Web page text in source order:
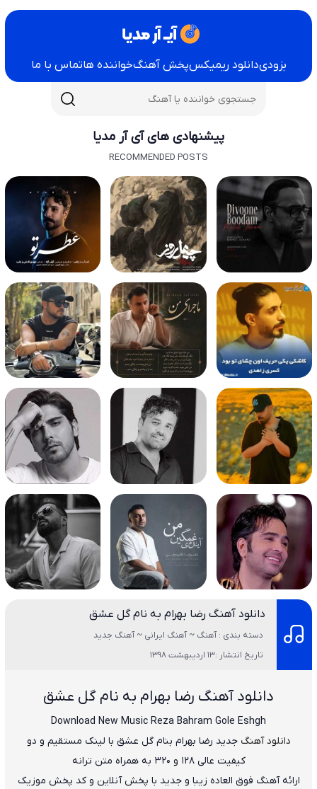
بزودیدانلود ریمیکسپخش آهنگخواننده هاتماس با ما
پیشنهادی های آی آر مدیا
RECOMMENDED POSTS
دانلود آهنگ رضا بهرام به نام گل عشق
دسته بندی : آهنگ ~ آهنگ ایرانی ~ آهنگ جدید
تاریخ انتشار :13 اردیبهشت 1398
دانلود آهنگ رضا بهرام به نام گل عشق
Download New Music Reza Bahram Gole Eshgh
دانلود آهنگ جدید رضا بهرام بنام گل عشق با لینک مستقیم و دو
کیفیت عالی ۱۲۸ و ۳۲۰ به همراه متن ترانه
ارائه آهنگ فوق العاده زیبا و جدید با پخش آنلاین و کد پخش موزیک